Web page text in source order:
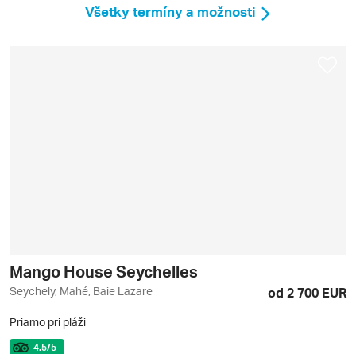
Všetky termíny a možnosti
Mango House Seychelles
Seychely, Mahé, Baie Lazare od 2 700 EUR
Priamo pri pláži
4.5/5